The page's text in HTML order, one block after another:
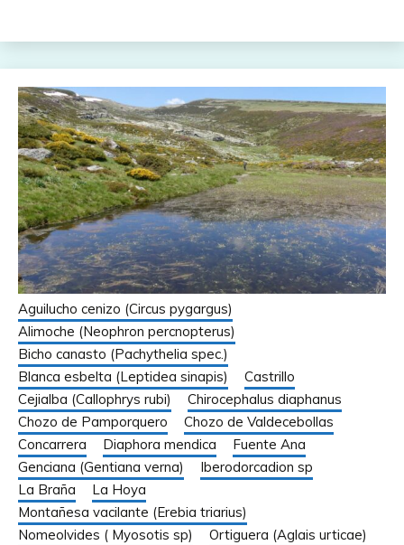
Aguilucho cenizo (Circus pygargus)
Alimoche (Neophron percnopterus)
Bicho canasto (Pachythelia spec.)
Blanca esbelta (Leptidea sinapis)
Castrillo
Cejialba (Callophrys rubi)
Chirocephalus diaphanus
Chozo de Pamporquero
Chozo de Valdecebollas
Concarrera
Diaphora mendica
Fuente Ana
Genciana (Gentiana verna)
Iberodorcadion sp
La Braña
La Hoya
Montañesa vacilante (Erebia triarius)
Nomeolvides ( Myosotis sp)
Ortiguera (Aglais urticae)